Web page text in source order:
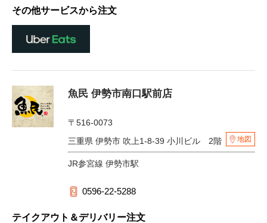
その他サービスから注文
魚民 伊勢市南口駅前店
〒516-0073
三重県 伊勢市 吹上1-8-39 小川ビル 2階
地図
JR参宮線 伊勢市駅
0596-22-5288
テイクアウト＆デリバリー注文